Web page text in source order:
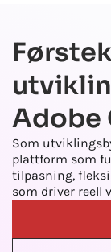
Adobe
Som
plattform som
tilpasning,
som driver reell